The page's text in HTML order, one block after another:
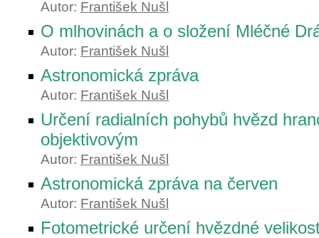
Autor: František Nušl
O mlhovinách a o složení Mléčné
Autor: František Nušl
Astronomická zpráva
Autor: František Nušl
Určení radialních pohybů hvězd
objektivovým
Autor: František Nušl
Astronomická zpráva na červen
Autor: František Nušl
Fotometrické určení hvězdné